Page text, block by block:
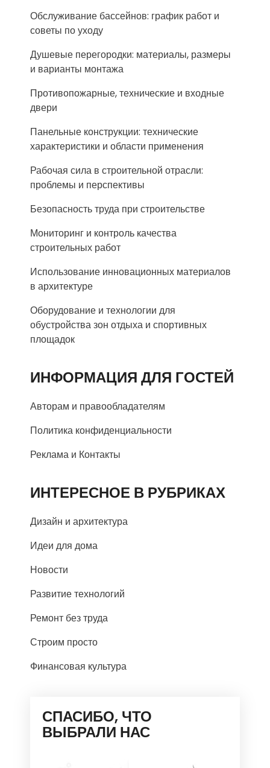
Обслуживание бассейнов: график работ и
советы по уходу
Душевые перегородки: материалы, размеры
и варианты монтажа
Противопожарные, технические и входные
двери
Панельные конструкции: технические
характеристики и области применения
Рабочая сила в строительной отрасли:
проблемы и перспективы
Безопасность труда при строительстве
Мониторинг и контроль качества
строительных работ
Использование инновационных материалов
в архитектуре
Оборудование и технологии для
обустройства зон отдыха и спортивных
площадок
ИНФОРМАЦИЯ ДЛЯ ГОСТЕЙ
Авторам и правообладателям
Политика конфиденциальности
Реклама и Контакты
ИНТЕРЕСНОЕ В РУБРИКАХ
Дизайн и архитектура
Идеи для дома
Новости
Развитие технологий
Ремонт без труда
Строим просто
Финансовая культура
СПАСИБО, ЧТО
ВЫБРАЛИ НАС